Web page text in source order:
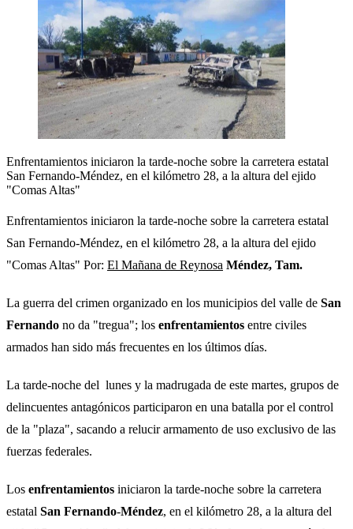
Enfrentamientos iniciaron la tarde-noche sobre la carretera estatal
San Fernando-Méndez, en el kilómetro 28, a la altura del ejido
"Comas Altas"
Enfrentamientos iniciaron la tarde-noche sobre la carretera estatal
San Fernando-Méndez, en el kilómetro 28, a la altura del ejido
"Comas Altas" Por: El Mañana de Reynosa Méndez, Tam.
La guerra del crimen organizado en los municipios del valle de San
Fernando no da "tregua"; los enfrentamientos entre civiles
armados han sido más frecuentes en los últimos días.
La tarde-noche del lunes y la madrugada de este martes, grupos de
delincuentes antagónicos participaron en una batalla por el control
de la "plaza", sacando a relucir armamento de uso exclusivo de las
fuerzas federales.
Los enfrentamientos iniciaron la tarde-noche sobre la carretera
estatal San Fernando-Méndez, en el kilómetro 28, a la altura del